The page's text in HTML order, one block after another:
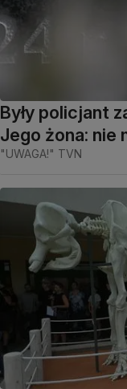
Były policjant
Jego żona: nie
"UWAGA!" TVN